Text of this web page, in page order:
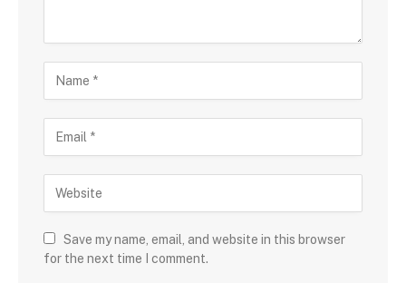
Save my name, email, and website in this browser
for the next time I comment.